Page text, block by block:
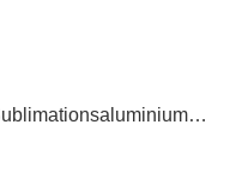
vorherige : Glänzendes weißes Sublimationsaluminiumblech mit einer Dicke von 12 * 16 Zoll und einer Dicke von 0,45 Zoll